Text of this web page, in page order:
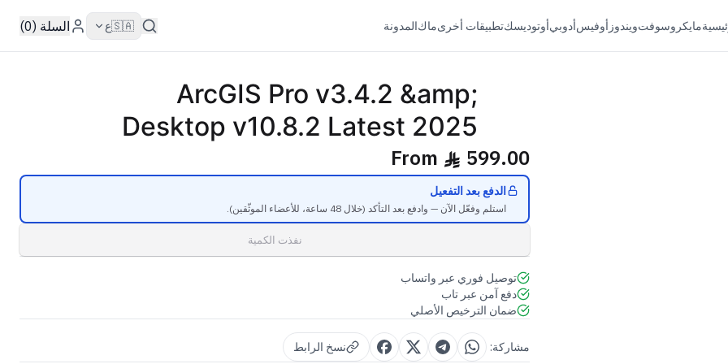
مايكروسوفتويندوز أوفيسأدوبيأوتوديسكتطبيقات أخرىماكالمدونة 🇸🇦ع السلة (0)
ArcGIS Pro v3.4.2 &amp;
Desktop v10.8.2 Latest 2025
From ê 599.00
الدفع بعد التفعيل
استلم وفعّل الآن — وادفع بعد التأكد (خلال 48 ساعة، للأعضاء الموثّقين).
نفذت الكمية
توصيل فوري عبر واتساب
دفع آمن عبر تاب
ضمان الترخيص الأصلي
مشاركة: نسخ الرابط